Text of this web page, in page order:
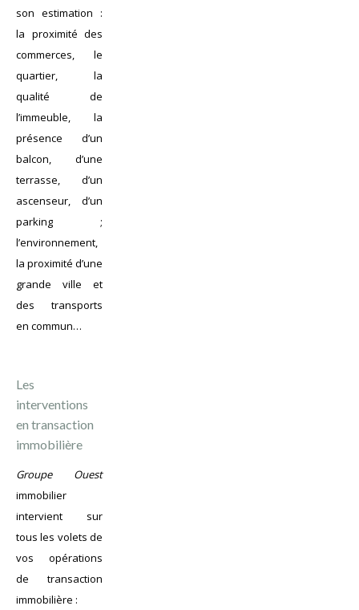
son estimation :
la proximité des
commerces, le
quartier, la
qualité de
l’immeuble, la
présence d’un
balcon, d’une
terrasse, d’un
ascenseur, d’un
parking ;
l’environnement,
la proximité d’une
grande ville et
des transports
en commun…
Les
interventions
en transaction
immobilière
Groupe Ouest
immobilier
intervient sur
tous les volets de
vos opérations
de transaction
immobilière :